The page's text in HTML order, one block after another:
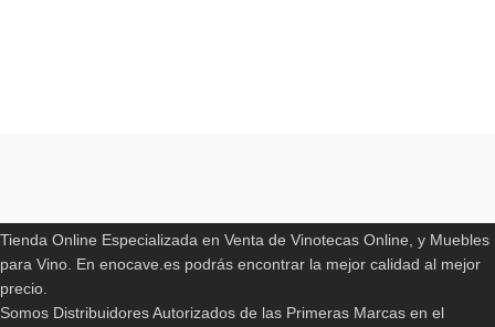
Tienda Online Especializada en Venta de Vinotecas Online, y Muebles
para Vino. En enocave.es podrás encontrar la mejor calidad al mejor
precio.
Somos Distribuidores Autorizados de las Primeras Marcas en el